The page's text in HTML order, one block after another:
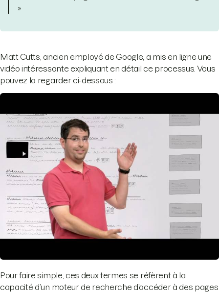
»
Matt Cutts, ancien employé de Google, a mis en ligne une
vidéo intéressante expliquant en détail ce processus. Vous
pouvez la regarder ci-dessous :
Pour faire simple, ces deux termes se réfèrent à la
capacité d’un moteur de recherche d’accéder à des pages